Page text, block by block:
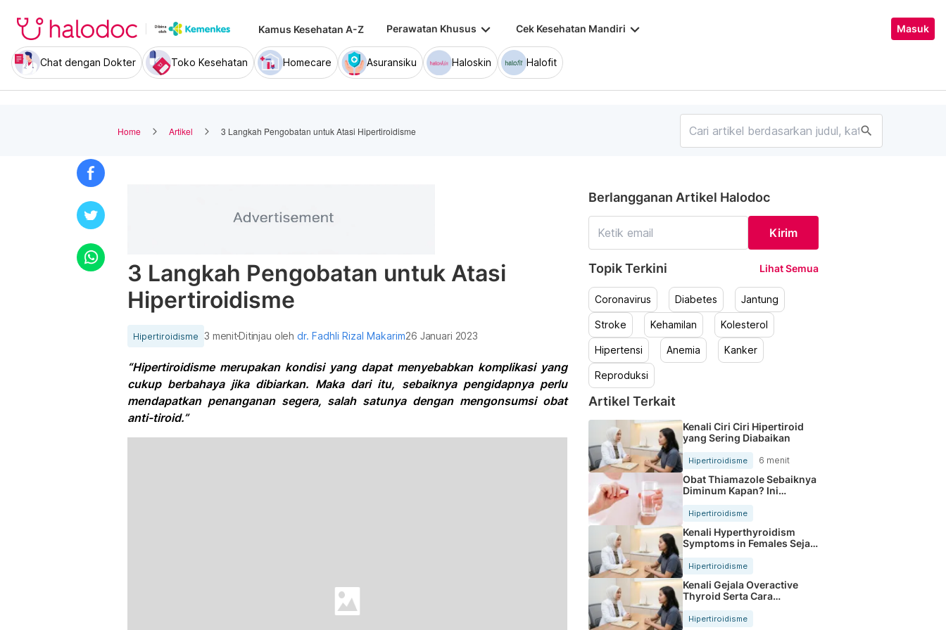
Kamus Kesehatan A-Z Perawatan Khusus keyboard_arrow_down Cek Kesehatan Mandiri keyboard_arrow_down Masuk
Chat dengan Dokter Toko Kesehatan Homecare Asuransiku Haloskin Halofit
Home Artikel 3 Langkah Pengobatan untuk Atasi Hipertiroidisme search
3 Langkah Pengobatan untuk Atasi
Hipertiroidisme
Hipertiroidisme 3 menitDitinjau olehdr. Fadhli Rizal Makarim26 Januari 2023
“Hipertiroidisme merupakan kondisi yang dapat menyebabkan komplikasi yang
cukup berbahaya jika dibiarkan. Maka dari itu, sebaiknya pengidapnya perlu
mendapatkan penanganan segera, salah satunya dengan mengonsumsi obat
anti-tiroid.”
Berlangganan Artikel Halodoc
Kirim
Topik Terkini Lihat Semua
Coronavirus Diabetes Jantung
Stroke Kehamilan Kolesterol
Hipertensi Anemia Kanker
Reproduksi
Artikel Terkait
Kenali Ciri Ciri Hipertiroid
yang Sering Diabaikan
Hipertiroidisme 6 menit
Obat Thiamazole Sebaiknya
Diminum Kapan? Ini
Hipertiroidisme
Kenali Hyperthyroidism
Symptoms in Females Sejak
Hipertiroidisme
Kenali Gejala Overactive
Thyroid Serta Cara
Hipertiroidisme